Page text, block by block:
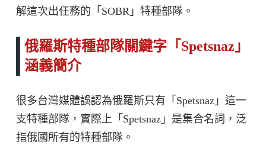
解這次出任務的「SOBR」特種部隊。
俄羅斯特種部隊關鍵字「Spetsnaz」
涵義簡介
很多台灣媒體誤認為俄羅斯只有「Spetsnaz」這一
支特種部隊，實際上「Spetsnaz」是集合名詞，泛
指俄國所有的特種部隊。